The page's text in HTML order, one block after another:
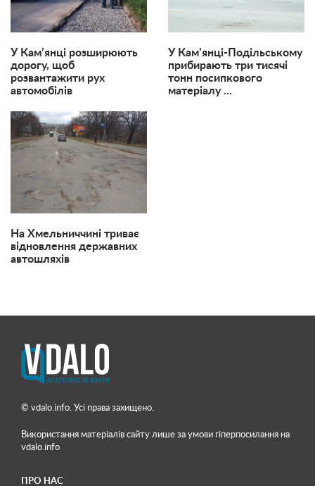
У Кам’янці розширюють
дорогу, щоб
розвантажити рух
автомобілів
У Кам’янці-Подільському
прибирають три тисячі
тонн посипкового
матеріалу ...
На Хмельниччині триває
відновлення державних
автошляхів
© vdalo.info. Усі права захищено.
Використання матеріалів сайту лише за умови гіперпосилання на
vdalo.info
ПРО НАС